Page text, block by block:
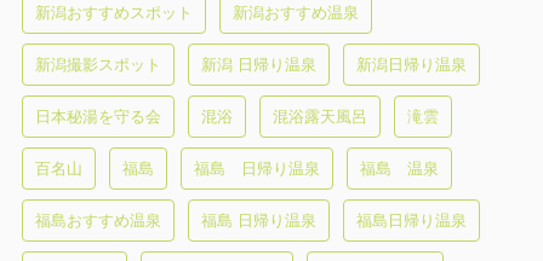
新潟おすすめスポット 新潟おすすめ温泉
新潟撮影スポット 新潟 日帰り温泉 新潟日帰り温泉
日本秘湯を守る会 混浴 混浴露天風呂 滝雲
百名山 福島 福島 日帰り温泉 福島 温泉
福島おすすめ温泉 福島 日帰り温泉 福島日帰り温泉